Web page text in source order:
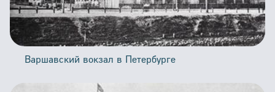
Варшавский вокзал в Петербурге